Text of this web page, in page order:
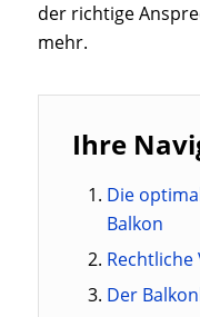
der richtige
mehr.
Ihre
Die
Balkon
Der